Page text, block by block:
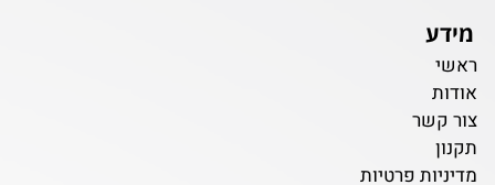
מידע
ראשי
אודות
צור קשר
תקנון
מדיניות פרטיות